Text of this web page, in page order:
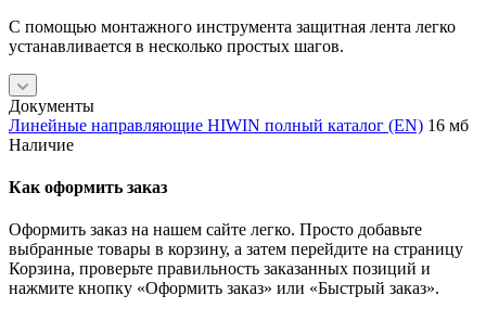
С помощью монтажного инструмента защитная лента легко
устанавливается в несколько простых шагов.
Документы
Линейные направляющие HIWIN полный каталог (EN) 16 мб
Наличие
Как оформить заказ
Оформить заказ на нашем сайте легко. Просто добавьте
выбранные товары в корзину, а затем перейдите на страницу
Корзина, проверьте правильность заказанных позиций и
нажмите кнопку «Оформить заказ» или «Быстрый заказ».